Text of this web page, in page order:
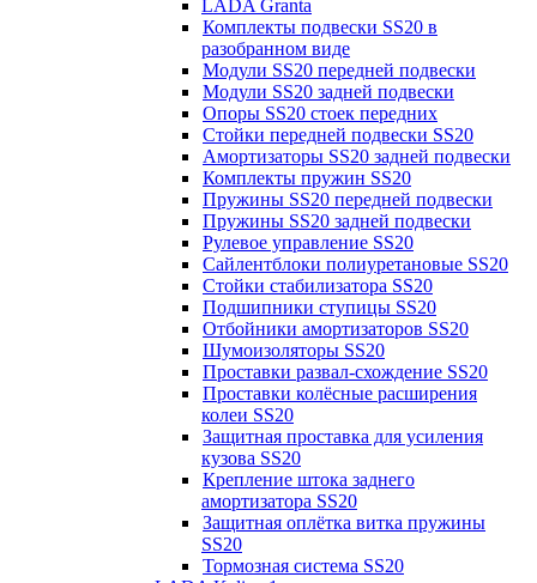
LADA Granta
Комплекты подвески SS20 в
разобранном виде
Модули SS20 передней подвески
Модули SS20 задней подвески
Опоры SS20 стоек передних
Стойки передней подвески SS20
Амортизаторы SS20 задней подвески
Комплекты пружин SS20
Пружины SS20 передней подвески
Пружины SS20 задней подвески
Рулевое управление SS20
Сайлентблоки полиуретановые SS20
Стойки стабилизатора SS20
Подшипники ступицы SS20
Отбойники амортизаторов SS20
Шумоизоляторы SS20
Проставки развал-схождение SS20
Проставки колёсные расширения
колеи SS20
Защитная проставка для усиления
кузова SS20
Крепление штока заднего
амортизатора SS20
Защитная оплётка витка пружины
SS20
Тормозная система SS20